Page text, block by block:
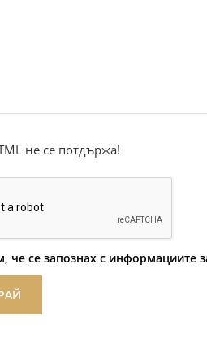
не се потдържа!
че се запознах с информациите